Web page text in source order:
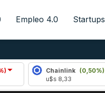
Empleo 4.0 Startups
Chainlink (0,50%)